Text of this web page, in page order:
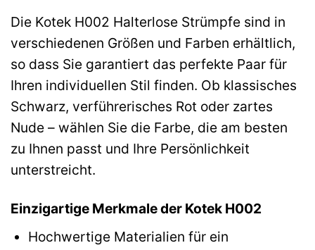
Die Kotek H002 Halterlose Strümpfe sind in
verschiedenen Größen und Farben erhältlich,
so dass Sie garantiert das perfekte Paar für
Ihren individuellen Stil finden. Ob klassisches
Schwarz, verführerisches Rot oder zartes
Nude – wählen Sie die Farbe, die am besten
zu Ihnen passt und Ihre Persönlichkeit
unterstreicht.
Einzigartige Merkmale der Kotek H002
Hochwertige Materialien für ein